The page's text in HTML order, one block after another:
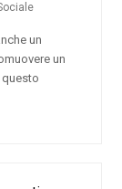
un
un